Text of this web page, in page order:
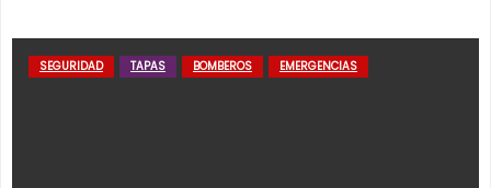
SEGURIDAD TAPAS BOMBEROS EMERGENCIAS